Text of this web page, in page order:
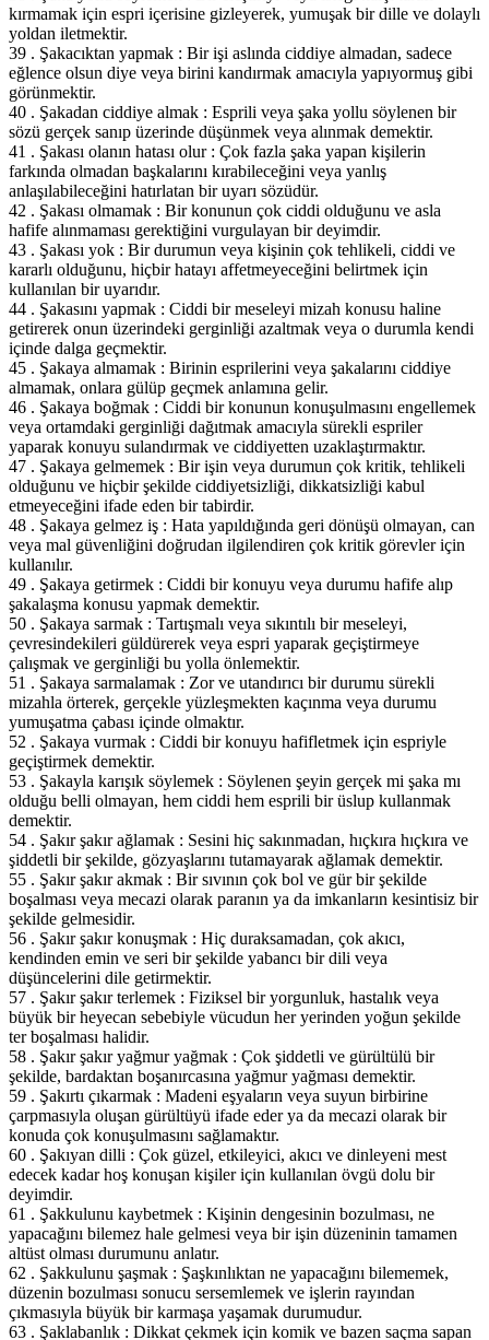
kırmamak için espri içerisine gizleyerek, yumuşak bir dille ve dolaylı
yoldan iletmektir.
39 . Şakacıktan yapmak : Bir işi aslında ciddiye almadan, sadece
eğlence olsun diye veya birini kandırmak amacıyla yapıyormuş gibi
görünmektir.
40 . Şakadan ciddiye almak : Esprili veya şaka yollu söylenen bir
sözü gerçek sanıp üzerinde düşünmek veya alınmak demektir.
41 . Şakası olanın hatası olur : Çok fazla şaka yapan kişilerin
farkında olmadan başkalarını kırabileceğini veya yanlış
anlaşılabileceğini hatırlatan bir uyarı sözüdür.
42 . Şakası olmamak : Bir konunun çok ciddi olduğunu ve asla
hafife alınmaması gerektiğini vurgulayan bir deyimdir.
43 . Şakası yok : Bir durumun veya kişinin çok tehlikeli, ciddi ve
kararlı olduğunu, hiçbir hatayı affetmeyeceğini belirtmek için
kullanılan bir uyarıdır.
44 . Şakasını yapmak : Ciddi bir meseleyi mizah konusu haline
getirerek onun üzerindeki gerginliği azaltmak veya o durumla kendi
içinde dalga geçmektir.
45 . Şakaya almamak : Birinin esprilerini veya şakalarını ciddiye
almamak, onlara gülüp geçmek anlamına gelir.
46 . Şakaya boğmak : Ciddi bir konunun konuşulmasını engellemek
veya ortamdaki gerginliği dağıtmak amacıyla sürekli espriler
yaparak konuyu sulandırmak ve ciddiyetten uzaklaştırmaktır.
47 . Şakaya gelmemek : Bir işin veya durumun çok kritik, tehlikeli
olduğunu ve hiçbir şekilde ciddiyetsizliği, dikkatsizliği kabul
etmeyeceğini ifade eden bir tabirdir.
48 . Şakaya gelmez iş : Hata yapıldığında geri dönüşü olmayan, can
veya mal güvenliğini doğrudan ilgilendiren çok kritik görevler için
kullanılır.
49 . Şakaya getirmek : Ciddi bir konuyu veya durumu hafife alıp
şakalaşma konusu yapmak demektir.
50 . Şakaya sarmak : Tartışmalı veya sıkıntılı bir meseleyi,
çevresindekileri güldürerek veya espri yaparak geçiştirmeye
çalışmak ve gerginliği bu yolla önlemektir.
51 . Şakaya sarmalamak : Zor ve utandırıcı bir durumu sürekli
mizahla örterek, gerçekle yüzleşmekten kaçınma veya durumu
yumuşatma çabası içinde olmaktır.
52 . Şakaya vurmak : Ciddi bir konuyu hafifletmek için espriyle
geçiştirmek demektir.
53 . Şakayla karışık söylemek : Söylenen şeyin gerçek mi şaka mı
olduğu belli olmayan, hem ciddi hem esprili bir üslup kullanmak
demektir.
54 . Şakır şakır ağlamak : Sesini hiç sakınmadan, hıçkıra hıçkıra ve
şiddetli bir şekilde, gözyaşlarını tutamayarak ağlamak demektir.
55 . Şakır şakır akmak : Bir sıvının çok bol ve gür bir şekilde
boşalması veya mecazi olarak paranın ya da imkanların kesintisiz bir
şekilde gelmesidir.
56 . Şakır şakır konuşmak : Hiç duraksamadan, çok akıcı,
kendinden emin ve seri bir şekilde yabancı bir dili veya
düşüncelerini dile getirmektir.
57 . Şakır şakır terlemek : Fiziksel bir yorgunluk, hastalık veya
büyük bir heyecan sebebiyle vücudun her yerinden yoğun şekilde
ter boşalması halidir.
58 . Şakır şakır yağmur yağmak : Çok şiddetli ve gürültülü bir
şekilde, bardaktan boşanırcasına yağmur yağması demektir.
59 . Şakırtı çıkarmak : Madeni eşyaların veya suyun birbirine
çarpmasıyla oluşan gürültüyü ifade eder ya da mecazi olarak bir
konuda çok konuşulmasını sağlamaktır.
60 . Şakıyan dilli : Çok güzel, etkileyici, akıcı ve dinleyeni mest
edecek kadar hoş konuşan kişiler için kullanılan övgü dolu bir
deyimdir.
61 . Şakkulunu kaybetmek : Kişinin dengesinin bozulması, ne
yapacağını bilemez hale gelmesi veya bir işin düzeninin tamamen
altüst olması durumunu anlatır.
62 . Şakkulunu şaşmak : Şaşkınlıktan ne yapacağını bilememek,
düzenin bozulması sonucu sersemlemek ve işlerin rayından
çıkmasıyla büyük bir karmaşa yaşamak durumudur.
63 . Şaklabanlık : Dikkat çekmek için komik ve bazen saçma sapan